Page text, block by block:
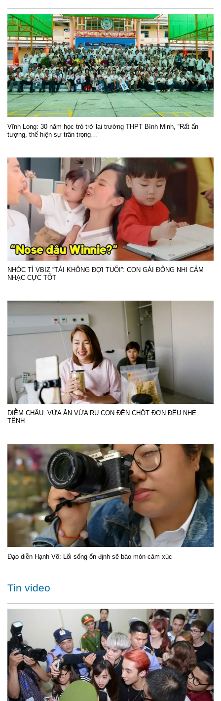
Vĩnh Long: 30 năm học trò trở lại trường THPT Bình Minh, “Rất ấn
tượng, thể hiện sự trân trọng…”
NHÓC TÌ VBIZ “TÀI KHÔNG ĐỢI TUỔI”: CON GÁI ĐÔNG NHI CẢM
NHẠC CỰC TỐT
DIỄM CHÂU: VỪA ĂN VỪA RU CON ĐẾN CHỐT ĐƠN ĐỀU NHẸ
TÊNH
Đạo diễn Hạnh Võ: Lối sống ổn định sẽ bào mòn cảm xúc
Tin video